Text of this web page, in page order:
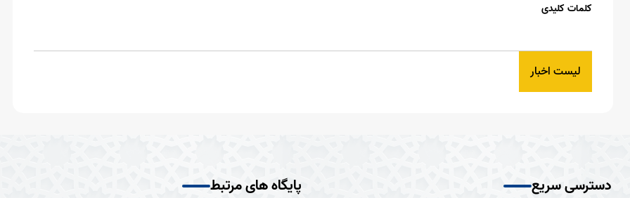
کلمات کلیدی
لیست اخبار
دسترسی سریع پایگاه های مرتبط